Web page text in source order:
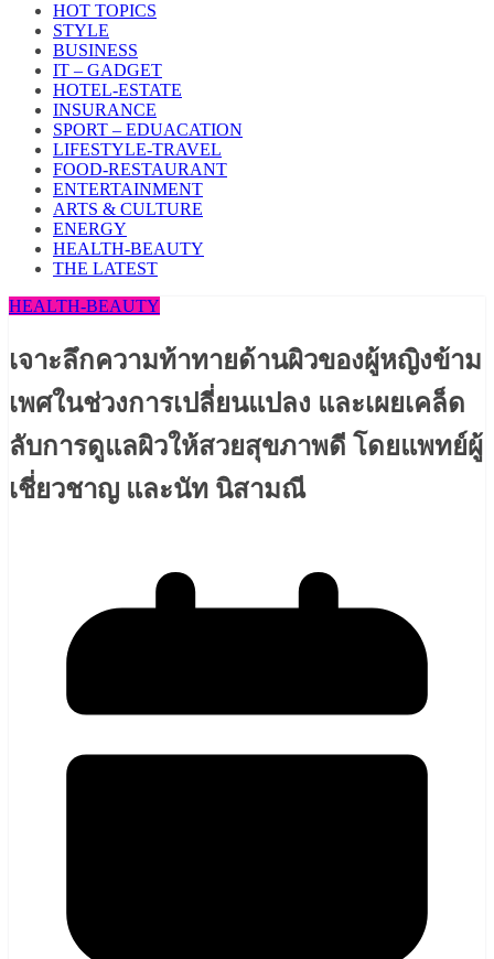
HOT TOPICS
STYLE
BUSINESS
IT – GADGET
HOTEL-ESTATE
INSURANCE
SPORT – EDUACATION
LIFESTYLE​-TRAVEL​
FOOD-RESTAURANT
ENTERTAINMENT
ARTS & CULTURE
ENERGY
HEALTH​-BEAUTY
THE LATEST
HEALTH​-BEAUTY
เจาะลึกความท้าทายด้านผิวของผู้หญิงข้าม
เพศในช่วงการเปลี่ยนแปลง และเผยเคล็ด
ลับการดูแลผิวให้สวยสุขภาพดี โดยแพทย์ผู้
เชี่ยวชาญ และนัท นิสามณี